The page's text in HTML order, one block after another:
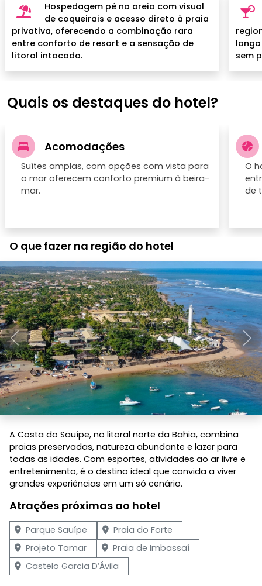
Hospedagem pé na areia com visual
de coqueirais e acesso direto à praia
privativa, oferecendo a combinação rara
entre conforto de resort e a sensação de
litoral intocado.
sem
Quais os destaques do hotel?
Acomodações
Suítes amplas, com opções com vista para
o mar oferecem conforto premium à beira-
mar.
O
de
O que fazer na região do hotel
Anterior
A Costa do Sauípe, no litoral norte da Bahia, combina
praias preservadas, natureza abundante e lazer para
todas as idades. Com esportes, atividades ao ar livre e
entretenimento, é o destino ideal que convida a viver
grandes experiências em um só cenário.
Atrações próximas ao hotel
Parque Sauípe
Praia do Forte
Projeto Tamar
Praia de Imbassaí
Castelo Garcia D’Ávila